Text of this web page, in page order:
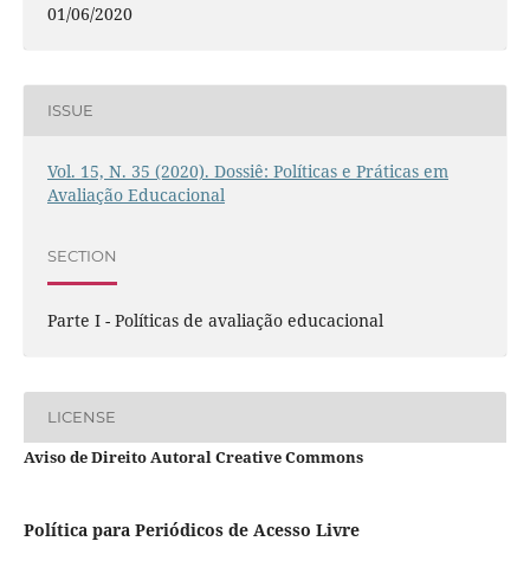
01/06/2020
ISSUE
Vol. 15, N. 35 (2020). Dossiê: Políticas e Práticas em
Avaliação Educacional
SECTION
Parte I - Políticas de avaliação educacional
LICENSE
Aviso de Direito Autoral Creative Commons
Política para Periódicos de Acesso Livre